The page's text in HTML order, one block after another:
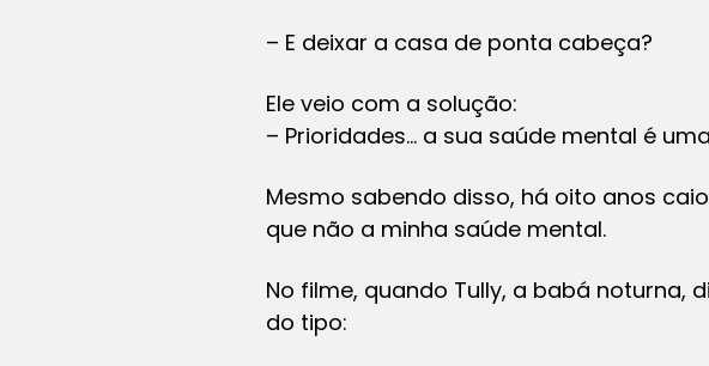
– E deixar a casa de ponta cabeça?
Ele veio com a solução:
– Prioridades… a sua saúde mental é
Mesmo sabendo disso, há oito anos
que não a minha saúde mental.
No filme, quando Tully, a babá noturna,
do tipo: